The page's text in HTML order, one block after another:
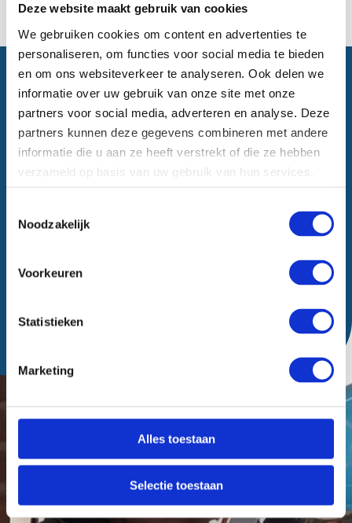
Deze website maakt gebruik van cookies
We gebruiken cookies om content en advertenties te
personaliseren, om functies voor social media te bieden
en om ons websiteverkeer te analyseren. Ook delen we
informatie over uw gebruik van onze site met onze
partners voor social media, adverteren en analyse. Deze
partners kunnen deze gegevens combineren met andere
informatie die u aan ze heeft verstrekt of die ze hebben
verzameld op basis van uw gebruik van hun services.
Noodzakelijk
Voorkeuren
Statistieken
Marketing
Alles toestaan
Selectie toestaan
Vragen? Stuur ons een bericht